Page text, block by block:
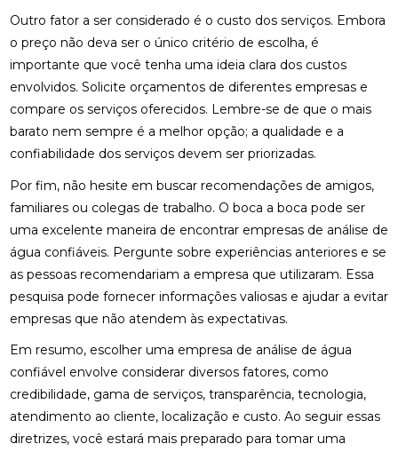
Outro fator a ser considerado é o custo dos serviços. Embora
o preço não deva ser o único critério de escolha, é
importante que você tenha uma ideia clara dos custos
envolvidos. Solicite orçamentos de diferentes empresas e
compare os serviços oferecidos. Lembre-se de que o mais
barato nem sempre é a melhor opção; a qualidade e a
confiabilidade dos serviços devem ser priorizadas.
Por fim, não hesite em buscar recomendações de amigos,
familiares ou colegas de trabalho. O boca a boca pode ser
uma excelente maneira de encontrar empresas de análise de
água confiáveis. Pergunte sobre experiências anteriores e se
as pessoas recomendariam a empresa que utilizaram. Essa
pesquisa pode fornecer informações valiosas e ajudar a evitar
empresas que não atendem às expectativas.
Em resumo, escolher uma empresa de análise de água
confiável envolve considerar diversos fatores, como
credibilidade, gama de serviços, transparência, tecnologia,
atendimento ao cliente, localização e custo. Ao seguir essas
diretrizes, você estará mais preparado para tomar uma